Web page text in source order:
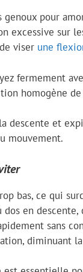
pour
excessive sur
viser une
fermement
homogène
descente et
mouvement.
bas, ce qui
dos en
sans
diminuant